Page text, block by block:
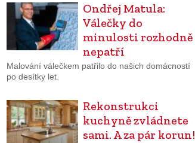
Ondřej Matula:
Válečky do
minulosti rozhodně
nepatří
Malování válečkem patřilo do našich domácností
po desítky let.
Rekonstrukci
kuchyně zvládnete
sami. A za pár korun!